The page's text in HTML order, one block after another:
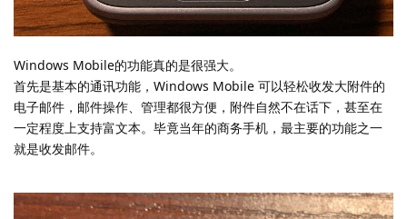
Windows Mobile的功能真的是很强大。
首先是基本的通讯功能，Windows Mobile 可以轻松收发大附件的
电子邮件，邮件操作、管理都很方便，附件自然不在话下，甚至在
一定程度上支持富文本。毕竟当年的商务手机，最主要的功能之一
就是收发邮件。